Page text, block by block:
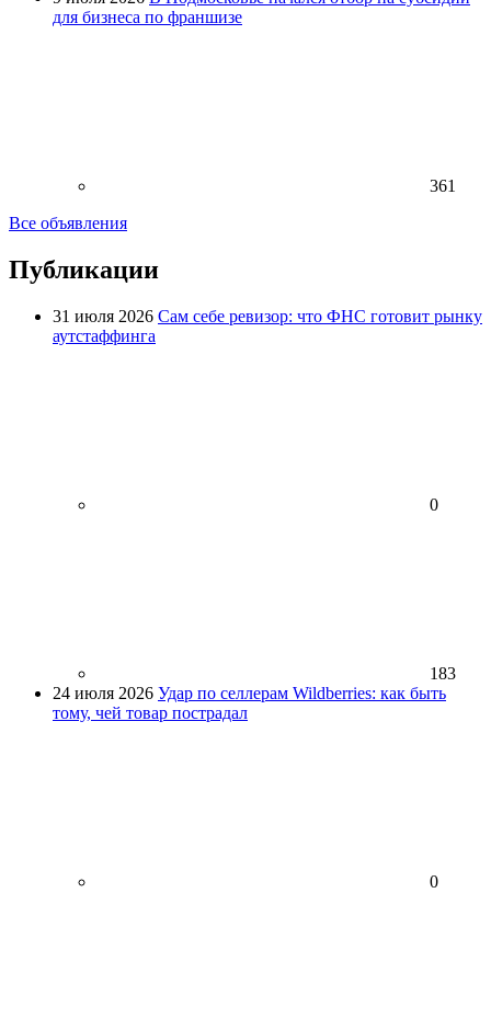
для бизнеса по франшизе
361
Все объявления
Публикации
31 июля 2026 Сам себе ревизор: что ФНС готовит рынку
аутстаффинга
0
183
24 июля 2026 Удар по селлерам Wildberries: как быть
тому, чей товар пострадал
0